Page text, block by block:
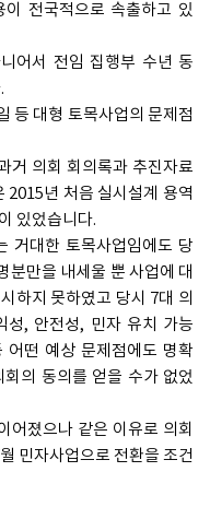
전국적으로 속출하고 있
어서 전임 집행부 수년 동
등 대형 토목사업의 문제점
거 의회 회의록과 추진자료
2015년 처음 실시설계 용역
있었습니다.
거대한 토목사업임에도 당
분만을 내세울 뿐 사업에 대
하지 못하였고 당시 7대 의
성, 안전성, 민자 유치 가능
떤 예상 문제점에도 명확
의 동의를 얻을 수가 없었
어졌으나 같은 이유로 의회
민자사업으로 전환을 조건